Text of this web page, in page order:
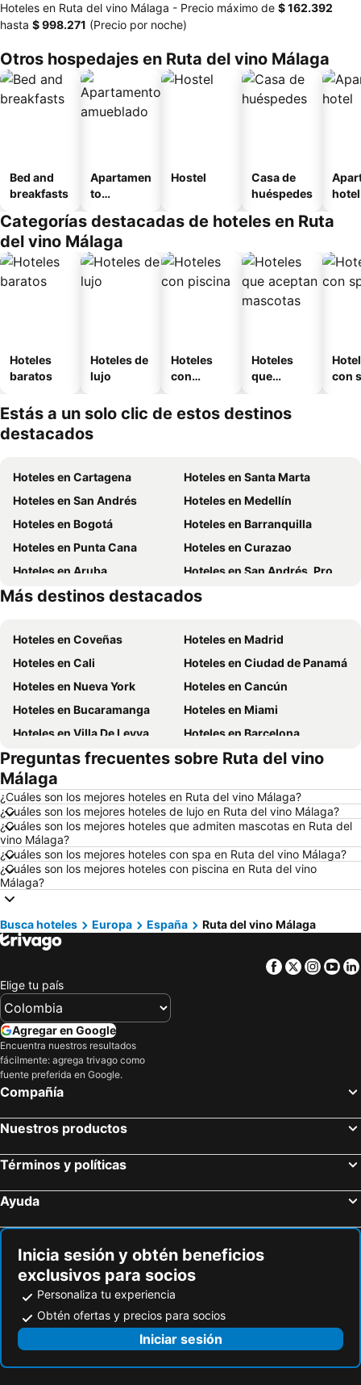
Hoteles en Ruta del vino Málaga - Precio máximo de ‎$ 162.392
hasta ‎$ 998.271 (Precio por noche)
Otros hospedajes en Ruta del vino Málaga
Bed and
breakfasts
Apartamen
to
o
Hostel
Casa de
huéspedes
hotel
Categorías destacadas de hoteles en Ruta
del vino Málaga
Hoteles
baratos
Hoteles de
lujo
Hoteles
con
Hoteles
que
mascotas
con
Estás a un solo clic de estos destinos
destacados
Hoteles en Cartagena
Hoteles en Santa Marta
Hoteles en San Andrés
Hoteles en Medellín
Hoteles en Bogotá
Hoteles en Barranquilla
Hoteles en Punta Cana
Hoteles en Curazao
Hoteles en Aruba
Hoteles en San Andrés, Providencia and Santa Catalina
Hoteles en Cundinamarca
Hoteles en República Dominicana
Más destinos destacados
Hoteles en Coveñas
Hoteles en Madrid
Hoteles en Cali
Hoteles en Ciudad de Panamá
Hoteles en Nueva York
Hoteles en Cancún
Hoteles en Bucaramanga
Hoteles en Miami
Hoteles en Villa De Leyva
Hoteles en Barcelona
Hoteles en Melgar
Hoteles en París
Hoteles en Roma
Hoteles en Pereira
Hoteles en Orlando
Hoteles en Villavicencio
Hoteles en Río de Janeiro
Hoteles en Girardot
Hoteles en Panamá
Hoteles en Santiago de Chile
Hoteles en Madrid
Hoteles en Los Cabos
Hoteles en Isla Margarita
Hoteles en Riviera Maya
Hoteles en Risaralda
Hoteles en Argentina
Hoteles en Jamaica
Hoteles en Bahamas
Hoteles en Florida
Hoteles en Portugal
Preguntas frecuentes sobre Ruta del vino
Málaga
¿Cuáles son los mejores hoteles en Ruta del vino Málaga?
¿Cuáles son los mejores hoteles de lujo en Ruta del vino Málaga?
¿Cuáles son los mejores hoteles que admiten mascotas en Ruta del
vino Málaga?
¿Cuáles son los mejores hoteles con spa en Ruta del vino Málaga?
¿Cuáles son los mejores hoteles con piscina en Ruta del vino
Málaga?
Busca hoteles Europa España Ruta del vino Málaga
Facebook
Twitter
Elige tu país
Agregar en Google
Encuentra nuestros resultados
fácilmente: agrega trivago como
fuente preferida en Google.
Compañía
Nuestros productos
Términos y políticas
Ayuda
Inicia sesión y obtén beneficios
exclusivos para socios
Personaliza tu experiencia
Obtén ofertas y precios para socios
Iniciar sesión